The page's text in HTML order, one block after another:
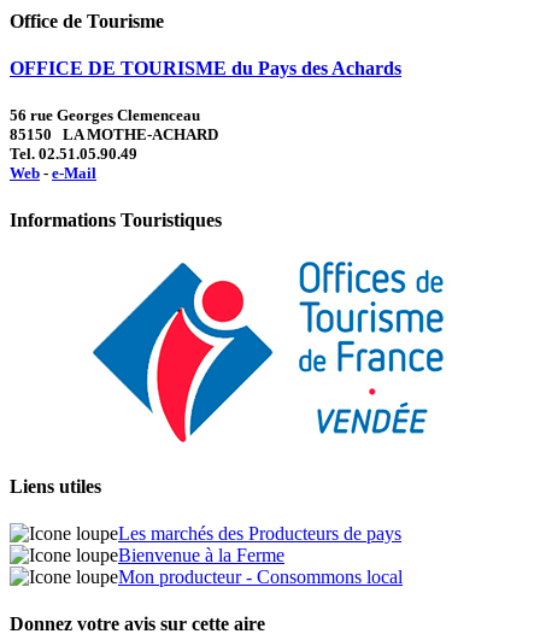
Office de Tourisme
OFFICE DE TOURISME du Pays des Achards
56 rue Georges Clemenceau
85150 LA MOTHE-ACHARD
Tel. 02.51.05.90.49
Web - e-Mail
Informations Touristiques
Liens utiles
Les marchés des Producteurs de pays
Bienvenue à la Ferme
Mon producteur - Consommons local
Donnez votre avis sur cette aire